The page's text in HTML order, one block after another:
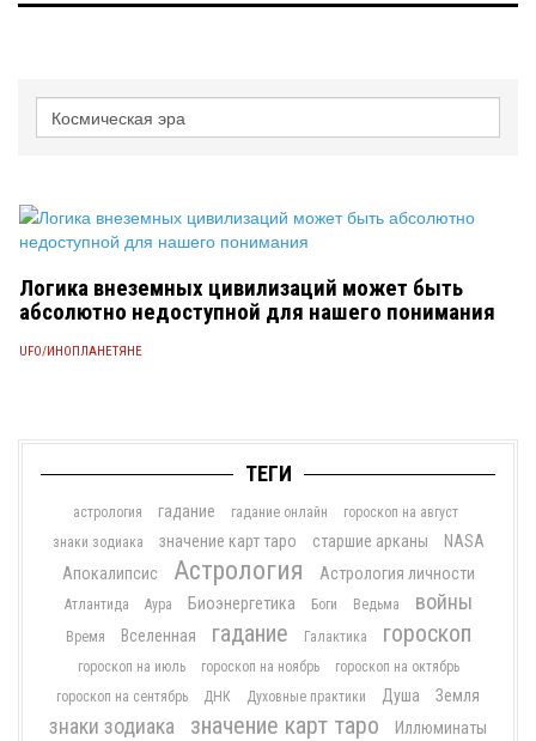
Логика внеземных цивилизаций может быть
абсолютно недоступной для нашего понимания
UFO/ИНОПЛАНЕТЯНЕ
ТЕГИ
астрология гадание гадание онлайн
гороскоп на август
знаки зодиака
значение карт таро старшие арканы
NASA
Апокалипсис
Астрология Астрология личности
Атлантида Аура Биоэнергетика Боги Ведьма войны
Время Вселенная гадание Галактика гороскоп
гороскоп на июль гороскоп на ноябрь
гороскоп на октябрь
гороскоп на сентябрь
ДНК Духовные практики Душа Земля
знаки зодиака значение карт таро Иллюминаты